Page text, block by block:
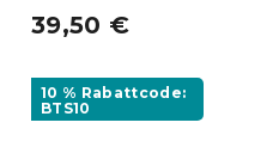
39,50 €
10 % Rabattcode:
BTS10